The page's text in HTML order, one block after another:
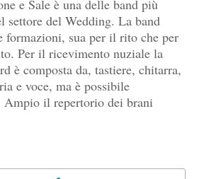
e Sale è una delle band più
settore del Wedding. La band
formazioni, sua per il rito che per
Per il ricevimento nuziale la
è composta da, tastiere, chitarra,
e voce, ma è possibile
il repertorio dei brani